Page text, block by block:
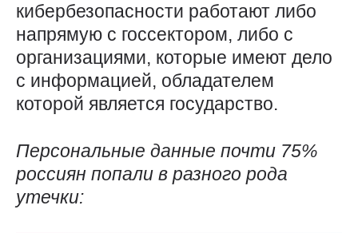
кибербезопасности работают либо
напрямую с госсектором, либо с
организациями, которые имеют дело
с информацией, обладателем
которой является государство.
Персональные данные почти 75%
россиян попали в разного рода
утечки: